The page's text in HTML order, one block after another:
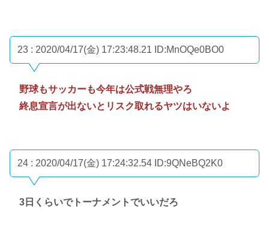
23 : 2020/04/17(金) 17:23:48.21 ID:MnOQe0BO0
野球もサッカーも今年は公式戦無理やろ
終息宣言が出ないとリスク取れるヤツはいないよ
24 : 2020/04/17(金) 17:24:32.54 ID:9QNeBQ2K0
3日くらいでトーナメントでいいだろ